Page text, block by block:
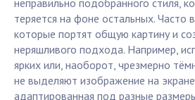
неправильно подобранного стиля,
теряется на фоне остальных. Часто
которые портят общую картину и
неряшливого подхода. Например,
ярких или, наоборот, чрезмерно
не выделяют изображение на
адаптированная под разные